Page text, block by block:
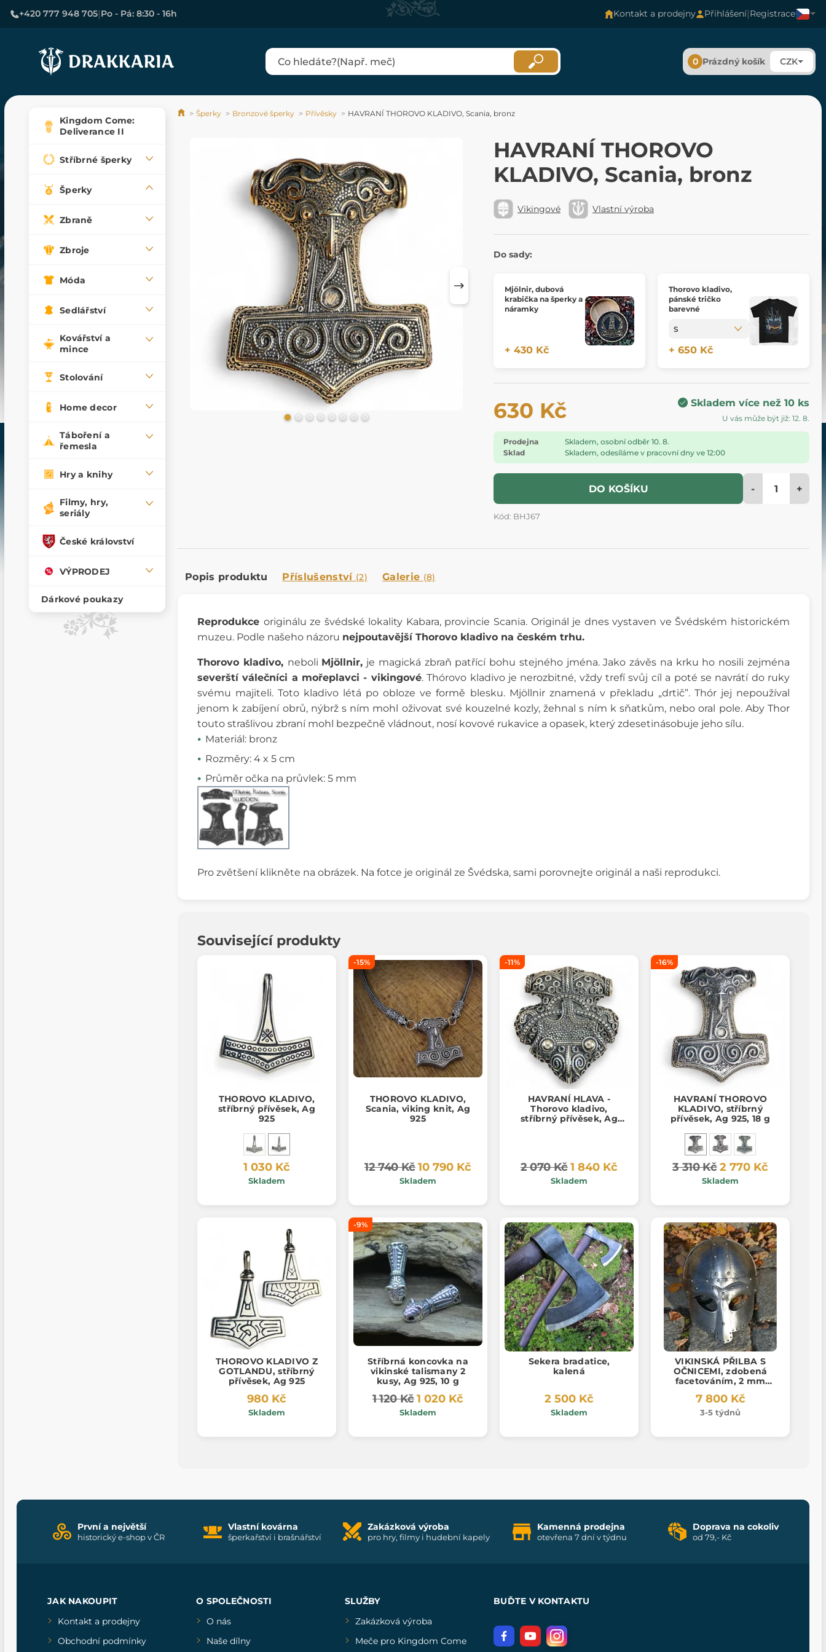
+420 777 948 705|Po - Pá: 8:30 - 16h Kontakt a prodejny Přihlášení|Registrace
0 Prázdný košík CZK
Kingdom Come:
Deliverance II
Stříbrné šperky
Šperky
Zbraně
Zbroje
Móda
Sedlářství
Kovářství a
mince
Stolování
Home decor
Táboření a
řemesla
Hry a knihy
Filmy, hry,
seriály
České království
VÝPRODEJ
Dárkové poukazy
Šperky Bronzové šperky Přívěsky HAVRANÍ THOROVO KLADIVO, Scania, bronz
HAVRANÍ THOROVO
KLADIVO, Scania, bronz
Vikingové Vlastní výroba
Do sady:
Mjölnir, dubová
krabička na šperky a
náramky
+ 430 Kč
Thorovo kladivo,
pánské tričko
barevné
+ 650 Kč
630 Kč Skladem více než 10 ks
U vás může být již: 12. 8.
Prodejna
Skladem, osobní odběr 10. 8.
Sklad
Skladem, odesíláme v pracovní dny ve 12:00
DO KOŠÍKU - +
Kód: BHJ67
Popis produktu Příslušenství (2) Galerie (8)
Reprodukce originálu ze švédské lokality Kabara, provincie Scania. Originál je dnes vystaven ve Švédském historickém
muzeu. Podle našeho názoru nejpoutavější Thorovo kladivo na českém trhu.
Thorovo kladivo, neboli Mjöllnir, je magická zbraň patřící bohu stejného jména. Jako závěs na krku ho nosili zejména
severští válečníci a mořeplavci - vikingové. Thórovo kladivo je nerozbitné, vždy trefí svůj cíl a poté se navrátí do ruky
svému majiteli. Toto kladivo létá po obloze ve formě blesku. Mjöllnir znamená v překladu „drtič”. Thór jej nepoužíval
jenom k zabíjení obrů, nýbrž s ním mohl oživovat své kouzelné kozly, žehnal s ním k sňatkům, nebo oral pole. Aby Thor
touto strašlivou zbraní mohl bezpečně vládnout, nosí kovové rukavice a opasek, který zdesetinásobuje jeho sílu.
Materiál: bronz
Rozměry: 4 x 5 cm
Průměr očka na průvlek: 5 mm
Pro zvětšení klikněte na obrázek. Na fotce je originál ze Švédska, sami porovnejte originál a naši reprodukci.
Související produkty
THOROVO KLADIVO,
stříbrný přívěsek, Ag
925
1 030 Kč
Skladem
-15%
THOROVO KLADIVO,
Scania, viking knit, Ag
925
12 740 Kč10 790 Kč
Skladem
-11%
HAVRANÍ HLAVA -
Thorovo kladivo,
stříbrný přívěsek, Ag
2 070 Kč1 840 Kč
Skladem
-16%
HAVRANÍ THOROVO
KLADIVO, stříbrný
přívěsek, Ag 925, 18 g
3 310 Kč 2 770 Kč
Skladem
THOROVO KLADIVO Z
GOTLANDU, stříbrný
přívěsek, Ag 925
980 Kč
Skladem
-9%
Stříbrná koncovka na
vikinské talismany 2
kusy, Ag 925, 10 g
1 120 Kč1 020 Kč
Skladem
Sekera bradatice,
kalená
2 500 Kč
Skladem
VIKINSKÁ PŘILBA S
OČNICEMI, zdobená
facetováním, 2 mm
7 800 Kč
3-5 týdnů
První a největší
historický e-shop v ČR
Vlastní kovárna
šperkařství i brašnářství
Zakázková výroba
pro hry, filmy i hudební kapely
Kamenná prodejna
otevřena 7 dní v týdnu
Doprava na cokoliv
od 79,- Kč
JAK NAKOUPIT
Kontakt a prodejny
Obchodní podmínky
O SPOLEČNOSTI
O nás
Naše dílny
SLUŽBY
Zakázková výroba
Meče pro Kingdom Come
BUĎTE V KONTAKTU